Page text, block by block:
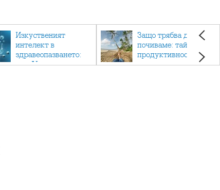
Изкуственият
интелект в
здравеопазването:
как AI променя
Защо трябва да си
почиваме: тайната на
продуктивността,
здравето и добрия